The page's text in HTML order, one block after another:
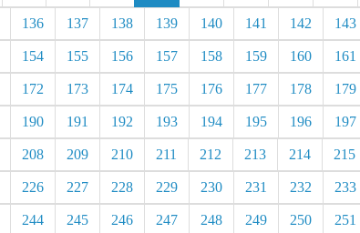
136 137 138 139 140 141 142 143
154 155 156 157 158 159 160 161
172 173 174 175 176 177 178 179
190 191 192 193 194 195 196 197
208 209 210 211 212 213 214 215
226 227 228 229 230 231 232 233
244 245 246 247 248 249 250 251